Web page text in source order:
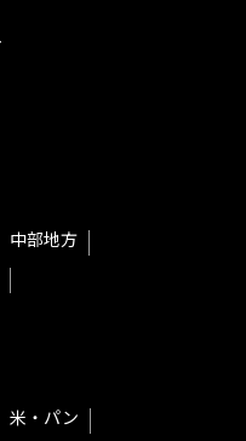
中部地方
米・パン